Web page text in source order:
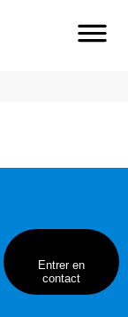
Services
Traduction
Entrer en
contact